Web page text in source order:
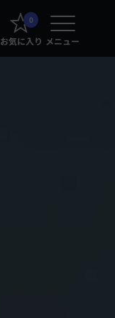
0
お気に入り メニュー